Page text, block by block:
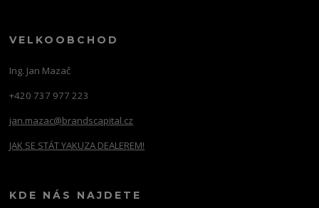
VELKOOBCHOD
Ing. Jan Mazač
+420 737 977 223
jan.mazac@brandscapital.cz
JAK SE STÁT YAKUZA DEALEREM!
KDE NÁS NAJDETE